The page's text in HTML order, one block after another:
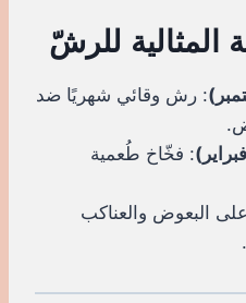
: رش وقائي شهريًا ضد
: فخّاخ طُعمية
البعوض والعناكب